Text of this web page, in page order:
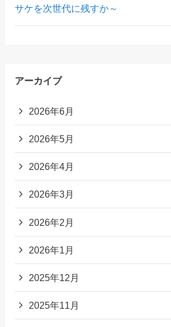
サケを次世代に残すか～
アーカイブ
2026年6月
2026年5月
2026年4月
2026年3月
2026年2月
2026年1月
2025年12月
2025年11月